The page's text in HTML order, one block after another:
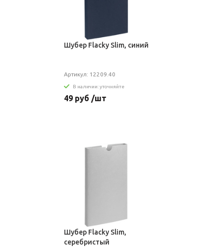
Шубер Flacky Slim, синий
Артикул: 12209.40
В наличии: уточняйте
49 руб /шт
Шубер Flacky Slim,
серебристый